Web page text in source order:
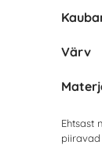
Värv
Ehtsast